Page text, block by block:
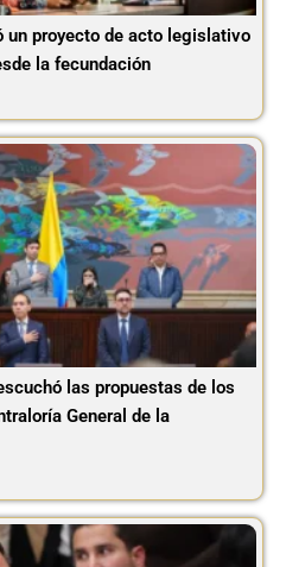
un proyecto de acto legislativo
la fecundación
las propuestas de los
General de la